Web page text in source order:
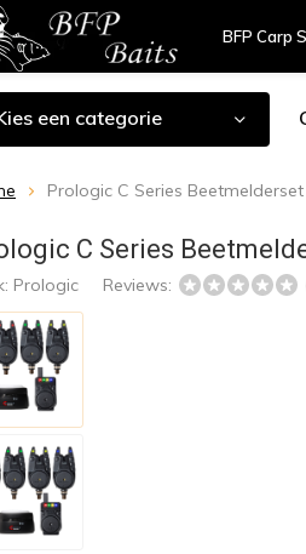
BFP Carp
een categorie
Prologic C Series Beetmelderset
C Series
Prologic Reviews: